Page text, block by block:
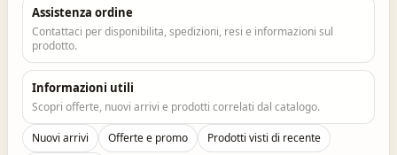
Assistenza ordine
Contattaci per disponibilita, spedizioni, resi e informazioni sul
prodotto.
Informazioni utili
Scopri offerte, nuovi arrivi e prodotti correlati dal catalogo.
Nuovi arrivi Offerte e promo
Prodotti visti di recente